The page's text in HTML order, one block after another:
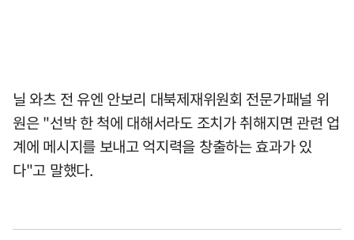
닐 와츠 전 유엔 안보리 대북제재위원회 전문가패널 위
원은 "선박 한 척에 대해서라도 조치가 취해지면 관련 업
계에 메시지를 보내고 억지력을 창출하는 효과가 있
다"고 말했다.